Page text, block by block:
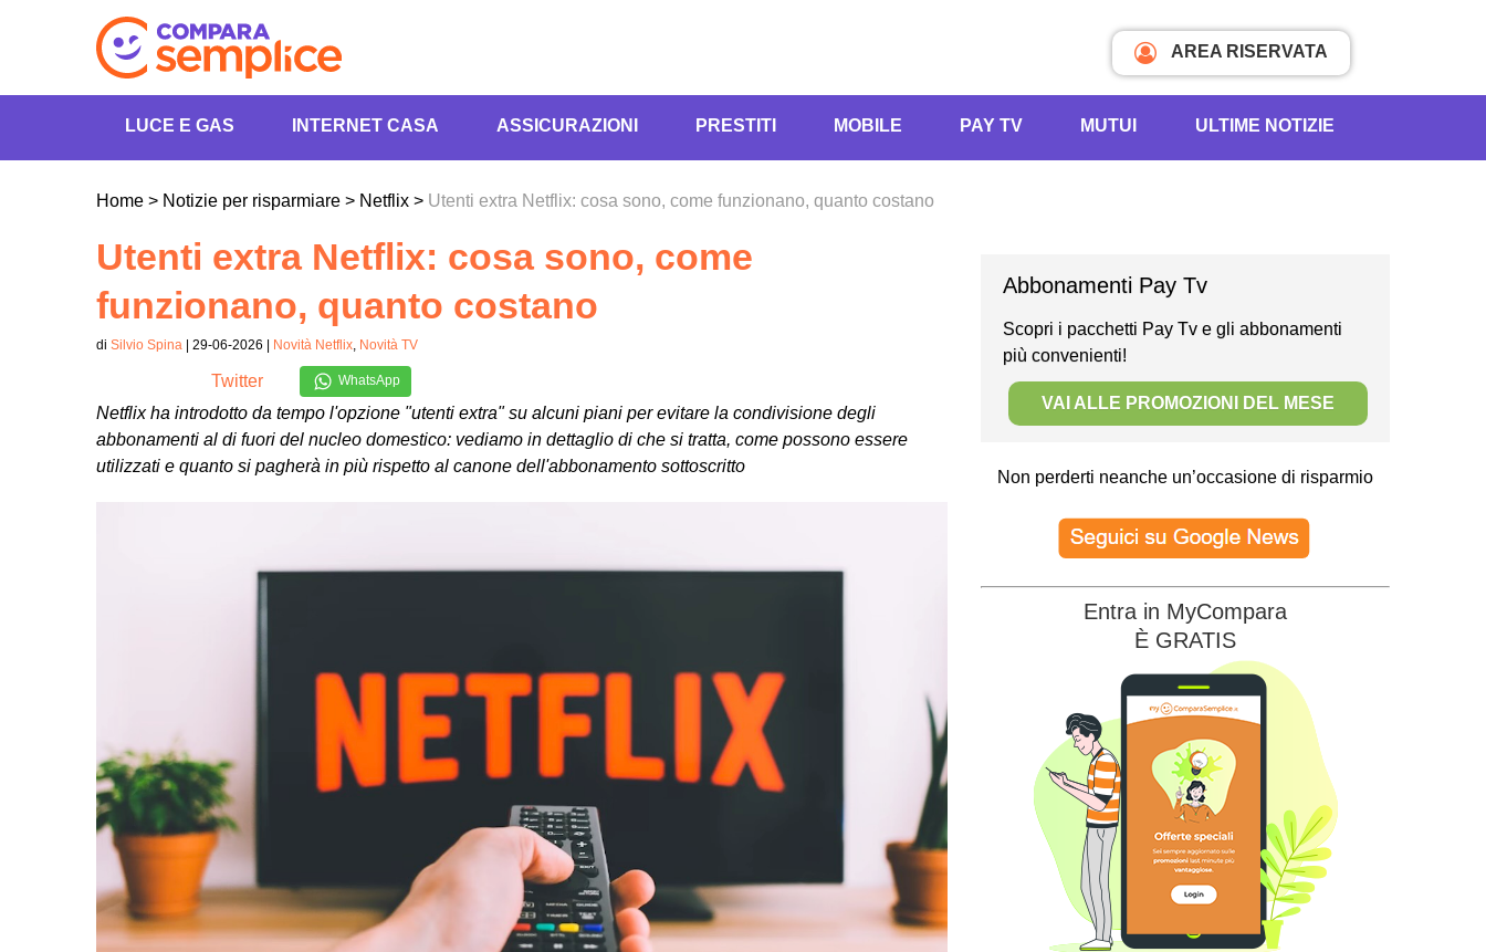
AREA RISERVATA
LUCE E GAS INTERNET CASA ASSICURAZIONI PRESTITI MOBILE PAY TV MUTUI ULTIME NOTIZIE
Home > Notizie per risparmiare > Netflix > Utenti extra Netflix: cosa sono, come funzionano, quanto costano
Utenti extra Netflix: cosa sono, come
funzionano, quanto costano
di Silvio Spina | 29-06-2026 | Novità Netflix, Novità TV
Twitter WhatsApp
Netflix ha introdotto da tempo l'opzione "utenti extra" su alcuni piani per evitare la condivisione degli
abbonamenti al di fuori del nucleo domestico: vediamo in dettaglio di che si tratta, come possono essere
utilizzati e quanto si pagherà in più rispetto al canone dell'abbonamento sottoscritto
Abbonamenti Pay Tv
Scopri i pacchetti Pay Tv e gli abbonamenti
più convenienti!
VAI ALLE PROMOZIONI DEL MESE
Non perderti neanche un’occasione di risparmio
Entra in MyCompara
È GRATIS